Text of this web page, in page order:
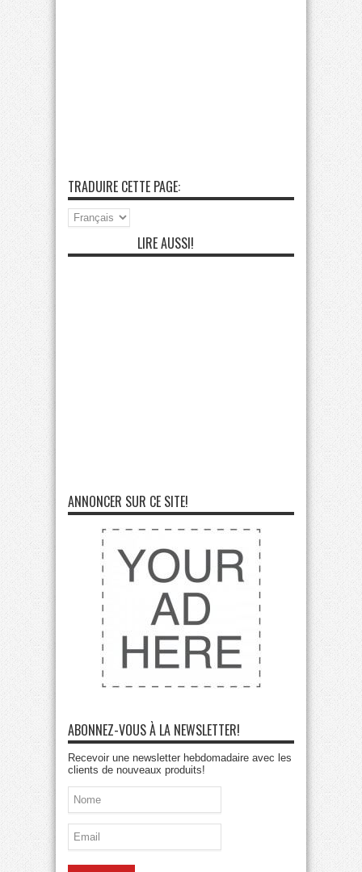
TRADUIRE CETTE PAGE:
LIRE AUSSI!
ANNONCER SUR CE SITE!
ABONNEZ-VOUS À LA NEWSLETTER!
Recevoir une newsletter hebdomadaire avec les
clients de nouveaux produits!